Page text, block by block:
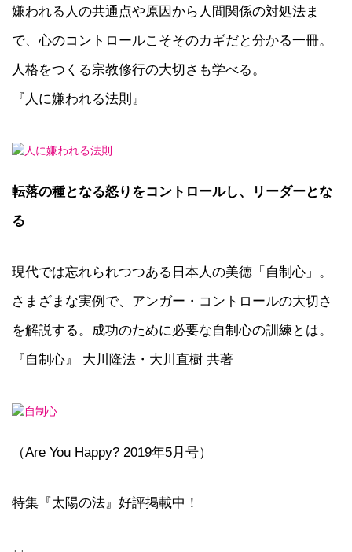
嫌われる人の共通点や原因から人間関係の対処法ま
で、心のコントロールこそそのカギだと分かる一冊。
人格をつくる宗教修行の大切さも学べる。
『人に嫌われる法則』
転落の種となる怒りをコントロールし、リーダーとな
る
現代では忘れられつつある日本人の美徳「自制心」。
さまざまな実例で、アンガー・コントロールの大切さ
を解説する。成功のために必要な自制心の訓練とは。
『自制心』 大川隆法・大川直樹 共著
（Are You Happy? 2019年5月号）
特集『太陽の法』好評掲載中！